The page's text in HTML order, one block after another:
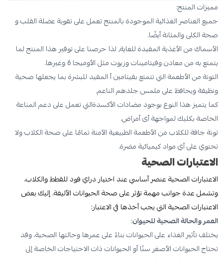
مميزات المنتج:
جميع العناصر الغذائية الموجودة بالمنتج تعمل على تقوية عضلة القلب و
صحة الكلى والمثانة أيضًا.
الأسماك من الأغذية المفيدة للغاية, لذا حرصنا على توفير هذا المنتج لما
يتمتع به من معادن وفيتامينات وزيوت مثل الأوميجا 6 وغيرها.
التونة من الأطعمة التي تتمتع بفيتامين أ المفيد للبشرة بما يجعلها صحية
ونظيفة ويحافظ على ملمس جلدهم الناعم.
كما يتميز هذا النوع بوجود مضادات الأكسدةالتي تعمل على دعم المناعة
الخاصة بكلبك لمواجهة أى أمراض.
تونة جافة للكلاب من الأطعمة الطبيعية الآمنة تمامًا على صحة الكلاب ولا
تحتوي على أي مواد كيميائية مضرة.
الاعتبارات الصحية
الاعتبارات الصحية عنصر أساسي عند اختيار دراي فود للقطط والكلاب،
وتشمل عدة جوانب مهمة تؤثر على صحة الحيوانات الأليفة. إليك بعض
الاعتبارات الصحية التي يجب أخذها في الاعتبار:
العمر والحالة الصحية للحيوان:
يختلف تأثير الغذاء على الحيوانات بناءً على عمرها وحالتها الصحية، وقد
تحتاج الحيوانات الأصغر سنًا أو الحيوانات ذات الاحتياجات الخاصة إلى